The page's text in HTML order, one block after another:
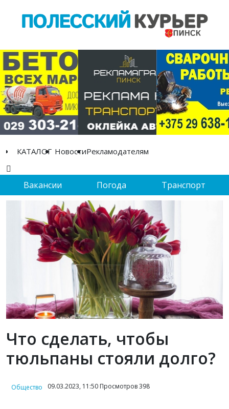
КАТАЛОГ НовостиРекламодателям
Вакансии Погода Транспорт
Что сделать, чтобы
тюльпаны стояли долго?
Общество 09.03.2023, 11:50 Просмотров 398